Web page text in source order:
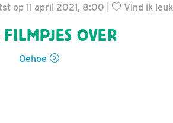
op 11 april 2021, 8:00 | Vind ik leuk
OVER
Oehoe